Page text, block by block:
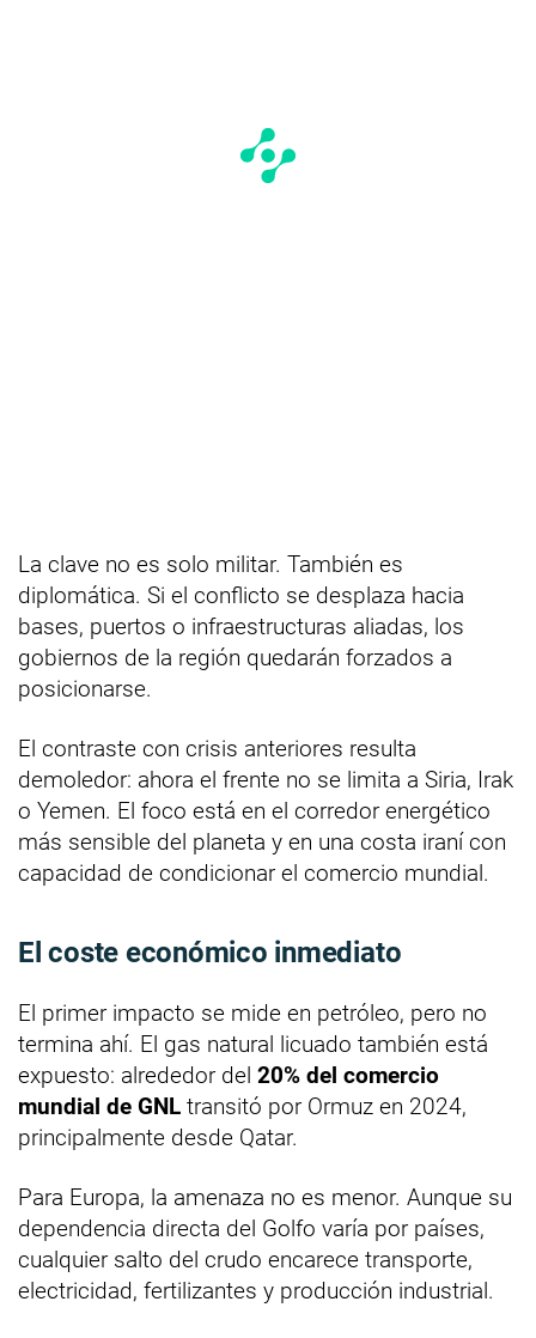
La clave no es solo militar. También es
diplomática. Si el conflicto se desplaza hacia
bases, puertos o infraestructuras aliadas, los
gobiernos de la región quedarán forzados a
posicionarse.
El contraste con crisis anteriores resulta
demoledor: ahora el frente no se limita a Siria, Irak
o Yemen. El foco está en el corredor energético
más sensible del planeta y en una costa iraní con
capacidad de condicionar el comercio mundial.
El coste económico inmediato
El primer impacto se mide en petróleo, pero no
termina ahí. El gas natural licuado también está
expuesto: alrededor del 20% del comercio
mundial de GNL transitó por Ormuz en 2024,
principalmente desde Qatar.
Para Europa, la amenaza no es menor. Aunque su
dependencia directa del Golfo varía por países,
cualquier salto del crudo encarece transporte,
electricidad, fertilizantes y producción industrial.